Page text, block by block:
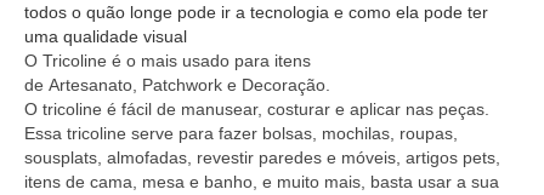
todos o quão longe pode ir a tecnologia e como ela pode ter
uma qualidade visual
O Tricoline é o mais usado para itens
de Artesanato Patchwork e Decoração
O tricoline é fácil de manusear, costurar e aplicar nas peças.
Essa tricoline serve para fazer bolsas, mochilas, roupas,
sousplats, almofadas, revestir paredes e móveis, artigos pets,
itens de cama, mesa e banho, e muito mais, basta usar a sua